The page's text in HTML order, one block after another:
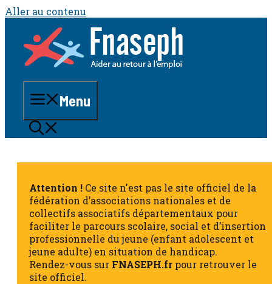
Aller au contenu
Menu
Attention ! Ce site n'est pas le site officiel de la
fédération d’associations nationales et de
collectifs associatifs départementaux pour
faciliter le parcours scolaire, social et d’insertion
professionnelle du jeune (enfant adolescent et
jeune adulte) en situation de handicap.
Rendez-vous sur FNASEPH.fr pour retrouver le
site officiel.